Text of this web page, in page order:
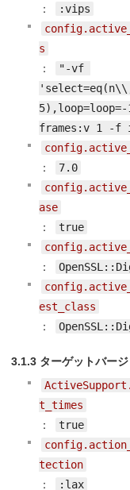
：
:vips
s
：
"-vf
frames:v 1 -f
：
7.0
ase
：
true
：
est_class
：
3.1.3 ターゲットバー
t_times
：
true
tection
：
:lax